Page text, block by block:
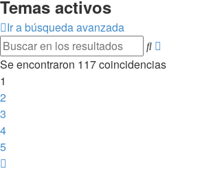
Temas activos
Ir a búsqueda avanzada
Buscar
avanzada
Se encontraron 117 coincidencias
1
2
3
4
5